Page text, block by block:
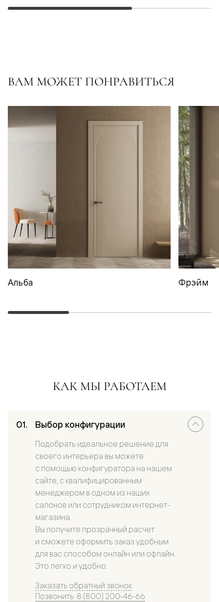
ВАМ МОЖЕТ ПОНРАВИТЬСЯ
Альба Фрэйм
КАК МЫ РАБОТАЕМ
Выбор конфигурации
Подобрать идеальное решение для
своего интерьера вы можете
с помощью конфигуратора на нашем
сайте, с квалифицированным
менеджером в одном из наших
салонов или сотрудником интернет-
магазина.
Вы получите прозрачный расчет
и сможете оформить заказ удобным
для вас способом онлайн или офлайн.
Это легко и удобно.
Заказать обратный звонок
Позвонить: 8 (800) 200-46-66